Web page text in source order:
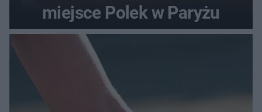
miejsce Polek w Paryżu